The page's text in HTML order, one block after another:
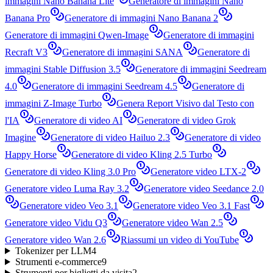
Banana Pro
Generatore di immagini Nano Banana 2
Generatore di immagini Qwen-Image
Generatore di immagini
Recraft V3
Generatore di immagini SANA
Generatore di
immagini Stable Diffusion 3.5
Generatore di immagini Seedream
4.0
Generatore di immagini Seedream 4.5
Generatore di
immagini Z-Image Turbo
Genera Report Visivo dal Testo con
l'IA
Generatore di video AI
Generatore di video Grok
Imagine
Generatore di video Hailuo 2.3
Generatore di video
Happy Horse
Generatore di video Kling 2.5 Turbo
Generatore di video Kling 3.0 Pro
Generatore video LTX-2
Generatore video Luma Ray 3.2
Generatore video Seedance 2.0
Generatore video Veo 3.1
Generatore video Veo 3.1 Fast
Generatore video Vidu Q3
Generatore video Wan 2.5
Generatore video Wan 2.6
Riassumi un video di YouTube
Tokenizer per LLM4
Strumenti e-commerce9